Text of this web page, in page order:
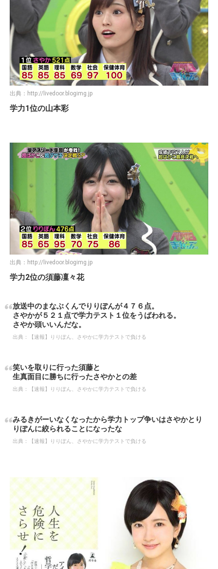
出典： http://livedoor.blogimg.jp
学力1位の山本彩
出典： http://livedoor.blogimg.jp
学力2位の須藤凜々花
放送中のまなぶくんでりりぽんが４７６点。
さやかが５２１点で学力テスト１位をうばわれる。
さやか頭いいんだな。
出典： 【速報】りりぽん、さやかに学力テストで負ける
笑いを取りに行った須藤と
生真面目に勝ちに行ったさやかとの差
出典： 【速報】りりぽん、さやかに学力テストで負ける
みるきがーいなくなったから学力トップ争いはさやかとり
りぽんに絞られることになったな
出典： 【速報】りりぽん、さやかに学力テストで負ける